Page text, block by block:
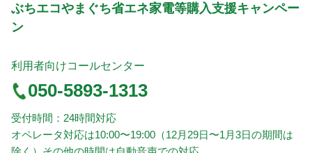
ぶちエコやまぐち省エネ家電等購入支援キャンペー
ン
利用者向けコールセンター
050-5893-1313
受付時間：24時間対応
オペレータ対応は10:00〜19:00（12月29日〜1月3日の期間は